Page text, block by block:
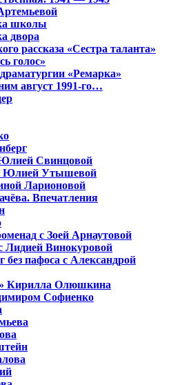
школы
двора
рассказа «Сестра таланта»
голос»
«Ремарка»
август 1991-го…
Свинцовой
Юлией Утышевой
Ларионовой
Впечатления
с Зоей Арнаутовой
Лидией Винокуровой
без пафоса с Александрой
Кирилла Олюшкина
Софиенко